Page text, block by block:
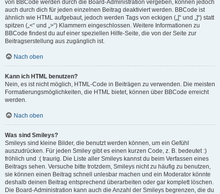
von BBCode werden durch die Board-Administration vergeben, können jedoch
auch durch dich für jeden einzelnen Beitrag deaktiviert werden. BBCode ist
ähnlich wie HTML aufgebaut, jedoch werden Tags von eckigen („[“ und „]“) statt
spitzen („<“ und „>“) Klammern eingeschlossen. Weitere Informationen zu
BBCode findest du auf einer speziellen Hilfe-Seite, die von der Seite zur
Beitragserstellung aus zugänglich ist.
Nach oben
Kann ich HTML benutzen?
Nein, es ist nicht möglich, HTML-Code in Beiträgen zu verwenden. Die meisten
Formatierungsmöglichkeiten, die HTML bietet, können über BBCode erreicht
werden.
Nach oben
Was sind Smileys?
Smileys sind kleine Bilder, die benutzt werden können, um ein Gefühl
auszudrücken. Für jeden Smiley gibt es einen kurzen Code, z. B. bedeutet :)
fröhlich und :( traurig. Die Liste aller Smileys kannst du beim Verfassen eines
Beitrags sehen. Versuche bitte trotzdem, Smileys nicht zu häufig zu benutzen,
sie können einen Beitrag schnell unlesbar machen und ein Moderator könnte
deshalb deinen Beitrag entsprechend überarbeiten oder gar komplett löschen.
Die Board-Administration kann auch die Anzahl der Smileys begrenzen, die du